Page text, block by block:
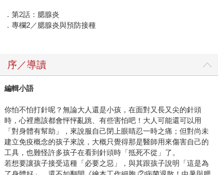
．第2話：腮腺炎
．專欄2／腮腺炎與預防接種
序／導讀
編輯小語
你怕不怕打針呢？無論大人還是小孩，在面對又長又尖的針頭
時，心裡應該都會怦怦亂跳、有些害怕吧！大人可能還可以用
「對身體有幫助」，來說服自己閉上眼睛忍一時之痛；但對尚未
建立免疫概念的孩子來說，大概只覺得那是醫師用來傷害自己的
工具，也難怪許多孩子在看到針頭時「抵死不從」了。
若想要讓孩子接受這種「必要之惡」，與其跟孩子說明「這是為